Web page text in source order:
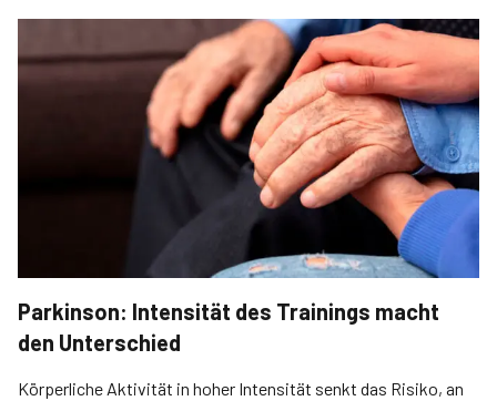
Parkinson: Intensität des Trainings macht
den Unterschied
Körperliche Aktivität in hoher Intensität senkt das Risiko, an